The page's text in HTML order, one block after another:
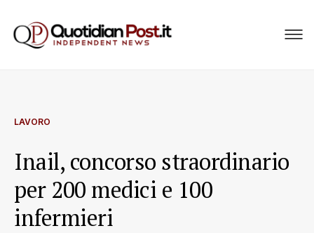
LAVORO
Inail, concorso straordinario
per 200 medici e 100
infermieri